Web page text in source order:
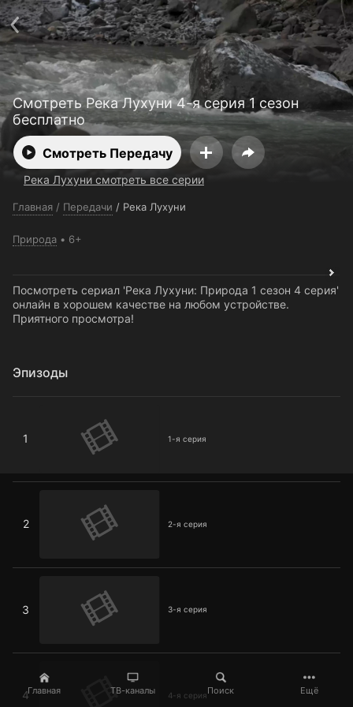
Главная ТВ-каналы Поиск Ещё
Смотреть Река Лухуни 4-я серия 1 сезон
бесплатно
Смотреть Передачу
Река Лухуни смотреть все серии
Главная / Передачи / Река Лухуни
Природа 6+
Посмотреть сериал 'Река Лухуни: Природа 1 сезон 4 серия'
онлайн в хорошем качестве на любом устройстве.
Приятного просмотра!
Эпизоды
1 1-я серия
2 2-я серия
3 3-я серия
4 4-я серия
Поддержка: support@24h.tv
О сервисе
Пользовательское соглашение
Политика конфиденциальности
Для партнёров
Открыть приложение
Ввести промокод
Установить на ТВ
Бесплатные каналы Контакты